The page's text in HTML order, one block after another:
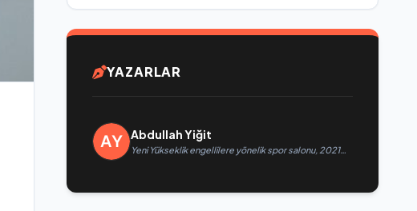
YAZARLAR
Abdullah Yiğit
Yeni Yükseklik engellilere yönelik spor salonu, 2021